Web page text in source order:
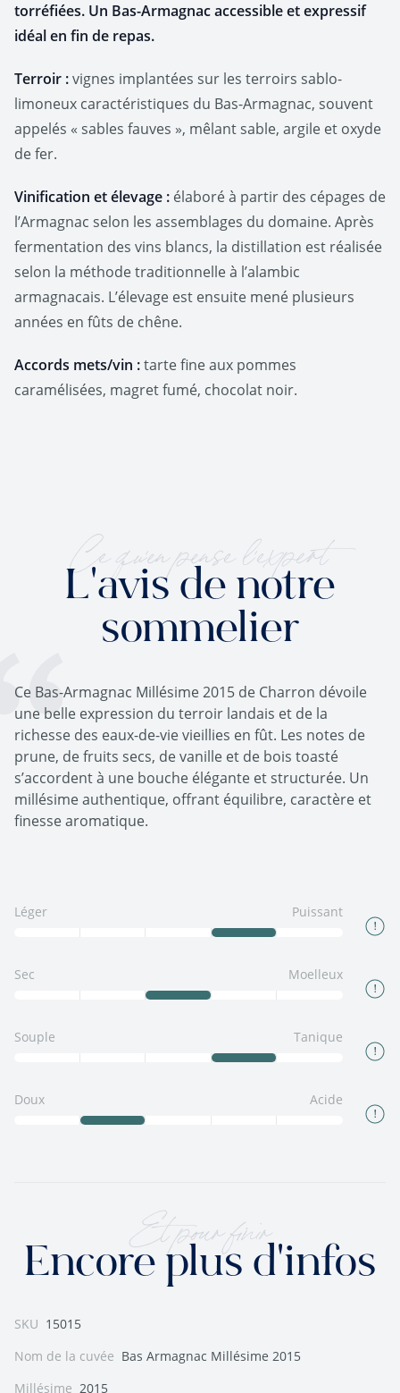
torréfiées. Un Bas-Armagnac accessible et expressif
idéal en fin de repas.
Terroir :vignes implantées sur les terroirs sablo-
limoneux caractéristiques du Bas-Armagnac, souvent
appelés « sables fauves », mêlant sable, argile et oxyde
de fer.
Vinification et élevage : élaboré à partir des cépages de
l’Armagnac selon les assemblages du domaine. Après
fermentation des vins blancs, la distillation est réalisée
selon la méthode traditionnelle à l’alambic
armagnacais. L’élevage est ensuite mené plusieurs
années en fûts de chêne.
Accords mets/vin :tarte fine aux pommes
caramélisées, magret fumé, chocolat noir.
Ce qu'en pense l'expert
L'avis de notre
sommelier
Ce Bas-Armagnac Millésime 2015 de Charron dévoile
une belle expression du terroir landais et de la
richesse des eaux-de-vie vieillies en fût. Les notes de
prune, de fruits secs, de vanille et de bois toasté
s’accordent à une bouche élégante et structurée. Un
millésime authentique, offrant équilibre, caractère et
finesse aromatique.
Léger Puissant
Sec Moelleux
Souple Tanique
Doux Acide
Et pour finir
Encore plus d'infos
SKU 15015
Nom de la cuvée Bas Armagnac Millésime 2015
Millésime 2015